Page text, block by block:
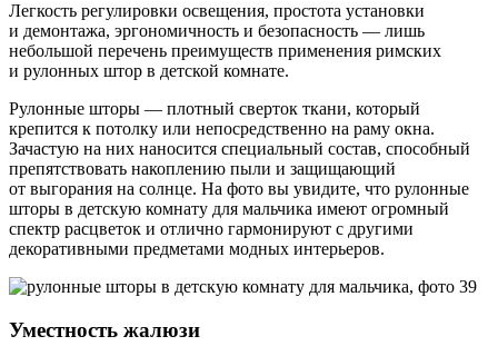
Легкость регулировки освещения, простота установки
и демонтажа, эргономичность и безопасность — лишь
небольшой перечень преимуществ применения римских
и рулонных штор в детской комнате.
Рулонные шторы — плотный сверток ткани, который
крепится к потолку или непосредственно на раму окна.
Зачастую на них наносится специальный состав, способный
препятствовать накоплению пыли и защищающий
от выгорания на солнце. На фото вы увидите, что рулонные
шторы в детскую комнату для мальчика имеют огромный
спектр расцветок и отлично гармонируют с другими
декоративными предметами модных интерьеров.
Уместность жалюзи